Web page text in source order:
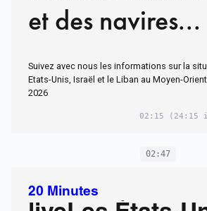
et des navires...
Suivez avec nous les informations sur la
Etats-Unis, Israël et le Liban au Moyen-
2026
02:15 (24:15
02:47
20 Minutes